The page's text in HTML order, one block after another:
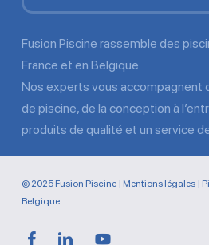
Fusion Piscine rassemble des
France et en Belgique.
Nos experts vous accompagnent
de piscine, de la conception à
produits de qualité et un service
© 2025 Fusion Piscine | Mentions légales|
Belgique
facebooklinkedin youtube